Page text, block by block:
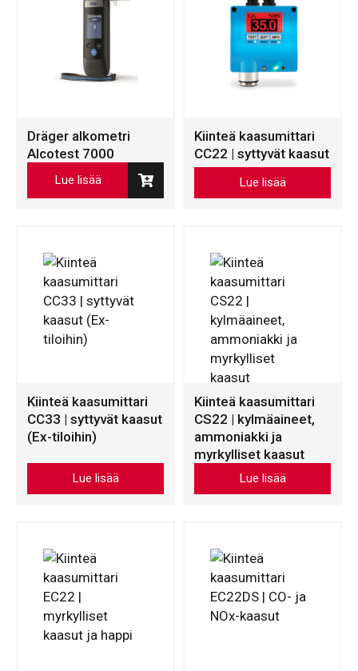
Dräger alkometri
Alcotest 7000
Lue lisää
Kiinteä kaasumittari
CC22 | syttyvät kaasut
Lue lisää
tuotteella
muunnelma.
tehdä
valinnat
tuotteen
sivulla.
Kiinteä kaasumittari
CC33 | syttyvät kaasut
(Ex-tiloihin)
Lue lisää
tuotteella
muunnelma.
tehdä
valinnat
tuotteen
sivulla.
Kiinteä kaasumittari
CS22 | kylmäaineet,
ammoniakki ja
myrkylliset kaasut
Lue lisää
tuotteella
muunnelma.
tehdä
valinnat
tuotteen